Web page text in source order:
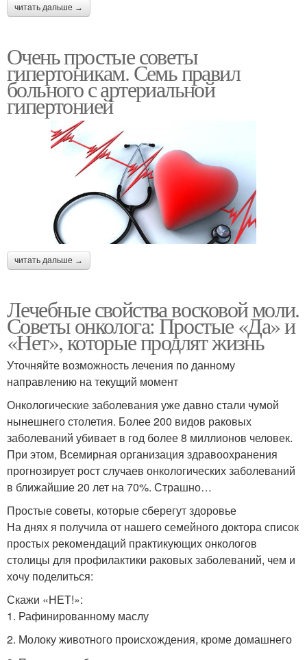
читать дальше →
Очень простые советы
гипертоникам. Семь правил
больного с артериальной
гипертонией
читать дальше →
Лечебные свойства восковой моли.
Советы онколога: Простые «Да» и
«Нет», которые продлят жизнь
Уточняйте возможность лечения по данному
направлению на текущий момент
Онкологические заболевания уже давно стали чумой
нынешнего столетия. Более 200 видов раковых
заболеваний убивает в год более 8 миллионов человек.
При этом, Всемирная организация здравоохранения
прогнозирует рост случаев онкологических заболеваний
в ближайшие 20 лет на 70%. Страшно…
Простые советы, которые сберегут здоровье
На днях я получила от нашего семейного доктора список
простых рекомендаций практикующих онкологов
столицы для профилактики раковых заболеваний, чем и
хочу поделиться:
Скажи «НЕТ!»:
1. Рафинированному маслу
2. Молоку животного происхождения, кроме домашнего